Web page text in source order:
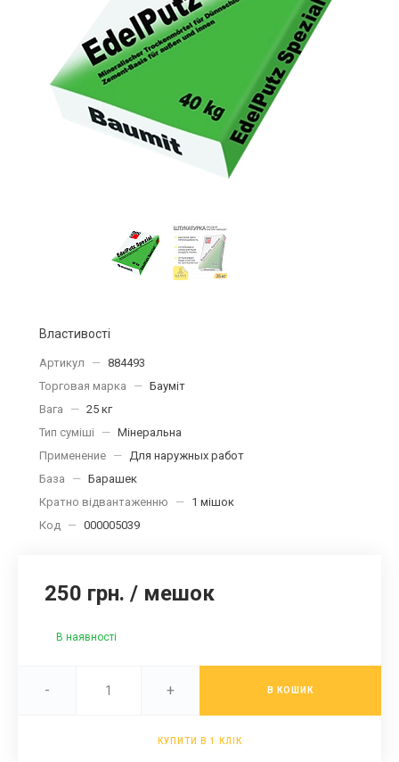
Властивості
Артикул — 884493
Торговая марка
— Бауміт
Вага
— 25 кг
Тип суміші
— Мінеральна
Применение — Для наружных работ
База
— Барашек
Кратно відвантаженню
— 1 мішок
Код — 000005039
250 грн. / мешок
В наявності
- + В КОШИК
КУПИТИ В 1 КЛІК